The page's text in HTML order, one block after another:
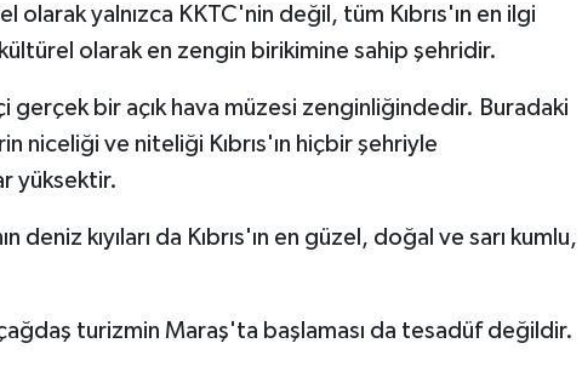
olarak yalnızca KKTC'nin değil, tüm Kıbrıs'ın en ilgi
olarak en zengin birikimine sahip şehridir.
gerçek bir açık hava müzesi zenginliğindedir. Buradaki
niceliği ve niteliği Kıbrıs'ın hiçbir şehriyle
yüksektir.
deniz kıyıları da Kıbrıs'ın en güzel, doğal ve sarı kumlu,
çağdaş turizmin Maraş'ta başlaması da tesadüf değildir.